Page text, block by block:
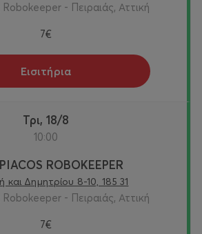
- Πειραιάς, Αττική
7€
Εισιτήρια
Τρι, 18/8
10:00
ROBOKEEPER
και Δημητρίου 8-10, 185 31
- Πειραιάς, Αττική
7€